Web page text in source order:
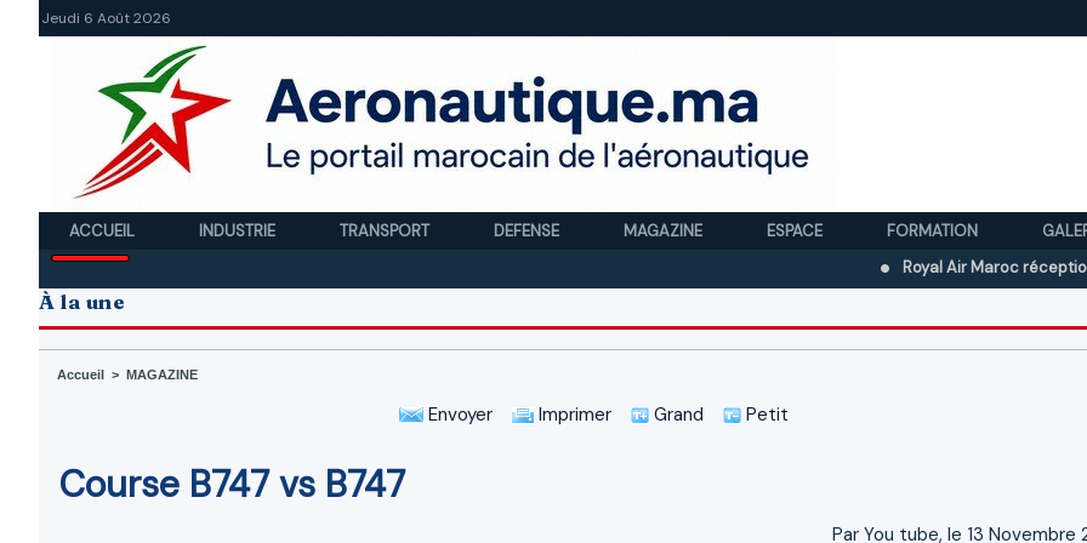
Jeudi 6 Août 2026
ACCUEIL INDUSTRIE TRANSPORT DEFENSE MAGAZINE ESPACE FORMATION
Royal Air Maroc réceptionne
À la une
Accueil > MAGAZINE
Envoyer Imprimer Grand Petit
Course B747 vs B747
Par You tube, le 13 Novembre